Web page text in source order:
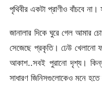
পৃথিবীর একটা প্রাণীও বাঁচবে
জানালার দিকে ঘুরে গেল আমার
সেজেছে প্রকৃতি। ঢেউ খেলানো
আকাশ..সবই পুরানো দৃশ্য।
সাধারণ জিনিসগুলোকেও মনে